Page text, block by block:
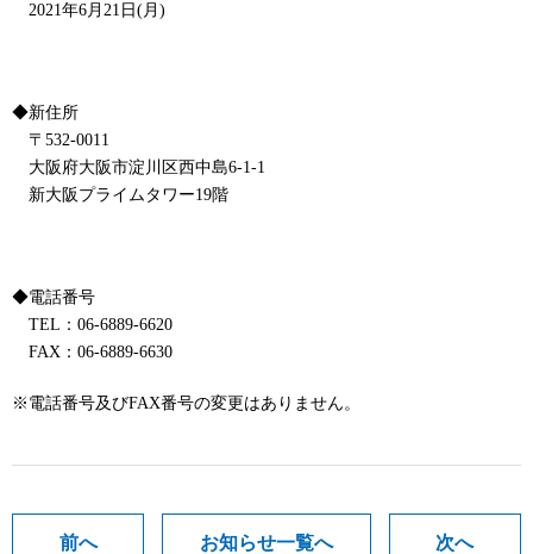
2021年6月21日(月)
◆新住所
〒532-0011
大阪府大阪市淀川区西中島6-1-1
新大阪プライムタワー19階
◆電話番号
TEL：06-6889-6620
FAX：06-6889-6630
※電話番号及びFAX番号の変更はありません。
前へ お知らせ一覧へ 次へ